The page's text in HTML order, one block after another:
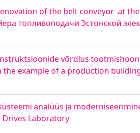
of the belt conveyor at
топливоподачи Эстонской
võrdlus
example of a production
analüüs ja
Drives Laboratory